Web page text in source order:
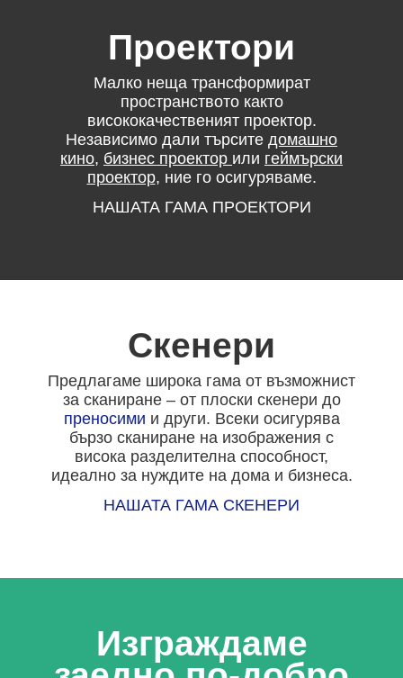
Проектори
Малко неща трансформират
пространството както
висококачественият проектор.
Независимо дали търсите домашно
кино, бизнес проектор или геймърски
проектор, ние го осигуряваме.
НАШАТА ГАМА ПРОЕКТОРИ
Скенери
Предлагаме широка гама от възможнист
за сканиране – от плоски скенери до
преносими и други. Всеки осигурява
бързо сканиране на изображения с
висока разделителна способност,
идеално за нуждите на дома и бизнеса.
НАШАТА ГАМА СКЕНЕРИ
Изграждаме